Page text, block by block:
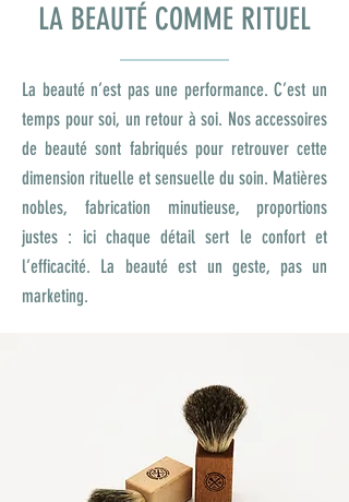
LA BEAUTÉ COMME RITUEL
La beauté n’est pas une performance. C’est un
temps pour soi, un retour à soi. Nos accessoires
de beauté sont fabriqués pour retrouver cette
dimension rituelle et sensuelle du soin. Matières
nobles, fabrication minutieuse, proportions
justes : ici chaque détail sert le confort et
l’efficacité. La beauté est un geste, pas un
marketing.